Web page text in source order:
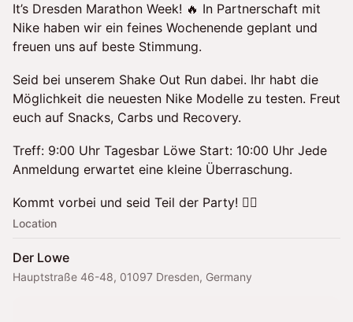
It’s Dresden Marathon Week! 🔥 In Partnerschaft mit
Nike haben wir ein feines Wochenende geplant und
freuen uns auf beste Stimmung.
Seid bei unserem Shake Out Run dabei. Ihr habt die
Möglichkeit die neuesten Nike Modelle zu testen. Freut
euch auf Snacks, Carbs und Recovery.
Treff: 9:00 Uhr Tagesbar Löwe Start: 10:00 Uhr Jede
Anmeldung erwartet eine kleine Überraschung.
Kommt vorbei und seid Teil der Party! ✌🏻
Location
Der Lowe
Hauptstraße 46-48, 01097 Dresden, Germany